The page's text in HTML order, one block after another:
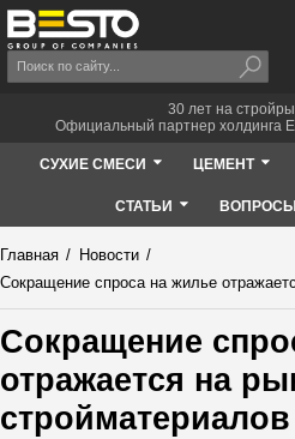
30 лет на
Официальный партнер холдинга
СУХИЕ СМЕСИ ЦЕМЕНТ
СТАТЬИ ВОПРОСЫ
Главная / Новости /
Сокращение спроса на жилье
Сокращение
отражается на
стройматериалов